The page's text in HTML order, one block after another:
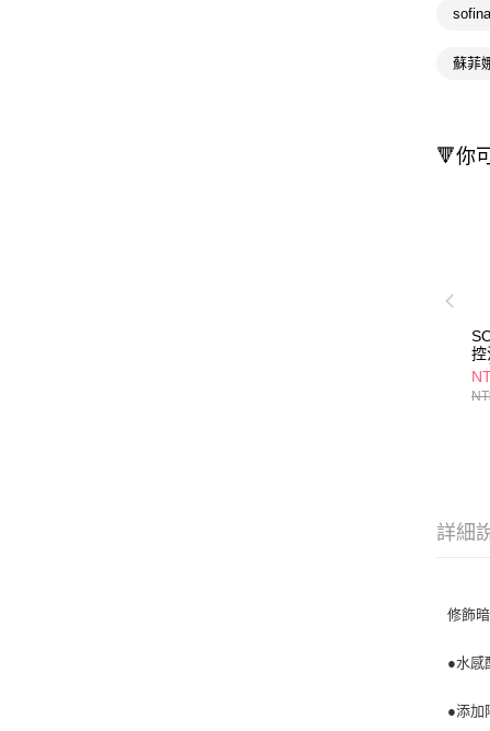
蘇菲
🔻你
控
圈
詳細
修飾
●水感
●添加